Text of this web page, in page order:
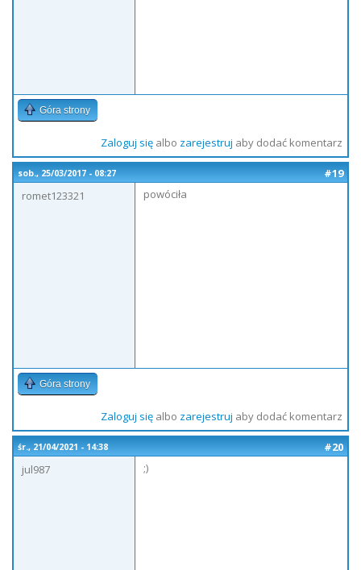
Góra strony
Zaloguj sięalbo zarejestruj aby dodać komentarz
sob., 25/03/2017 - 08:27
#19
romet123321
powóciła
Góra strony
Zaloguj sięalbo zarejestruj aby dodać komentarz
śr., 21/04/2021 - 14:38
#20
jul987
;)